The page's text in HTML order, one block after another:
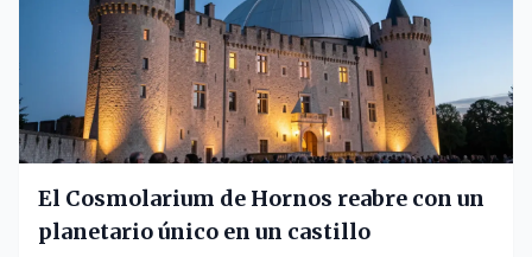
El Cosmolarium de Hornos reabre con un
planetario único en un castillo